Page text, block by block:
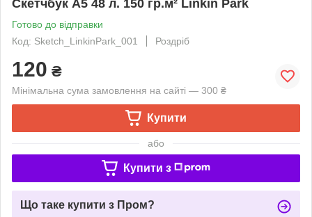
Скетчбук А5 48 л. 150 гр.м² Linkin Park
Готово до відправки
Код: Sketch_LinkinPark_001
Роздріб
120 ₴
Мінімальна сума замовлення на сайті — 300 ₴
Купити
або
Купити з
Що таке купити з Пром?